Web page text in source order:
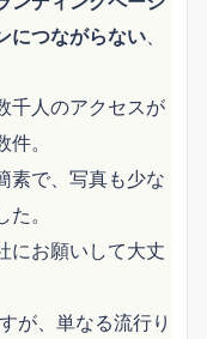
につながらない、
千人のアクセスが
。
素で、写真も少な
。
にお願いして大丈
が、単なる流行り